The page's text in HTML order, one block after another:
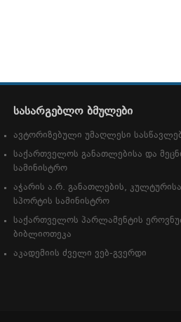
სასარგებლო ბმულები
ავტორიზებული უმაღლესი
საქართველოს განათლებისა და
სამინისტრო
აჭარის ა.რ. განათლების,
სპორტის სამინისტრო
საქართველოს პარლამენტის
ბიბლიოთეკა
აკადემიის ძველი ვებ-გვერდი